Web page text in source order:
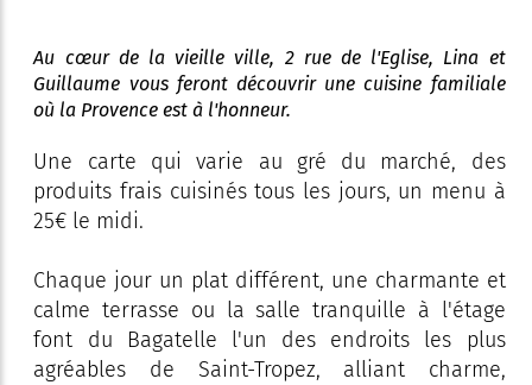
Au cœur de la vieille ville, 2 rue de l'Eglise, Lina et
Guillaume vous feront découvrir une cuisine familiale
où la Provence est à l'honneur.
Une carte qui varie au gré du marché, des
produits frais cuisinés tous les jours, un menu à
25€ le midi.
Chaque jour un plat différent, une charmante et
calme terrasse ou la salle tranquille à l'étage
font du Bagatelle l'un des endroits les plus
agréables de Saint-Tropez, alliant charme,